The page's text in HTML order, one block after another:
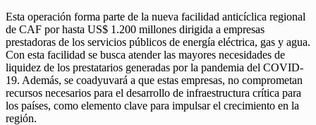
Esta operación forma parte de la nueva facilidad anticíclica regional
de CAF por hasta US$ 1.200 millones dirigida a empresas
prestadoras de los servicios públicos de energía eléctrica, gas y agua.
Con esta facilidad se busca atender las mayores necesidades de
liquidez de los prestatarios generadas por la pandemia del COVID-
19. Además, se coadyuvará a que estas empresas, no comprometan
recursos necesarios para el desarrollo de infraestructura crítica para
los países, como elemento clave para impulsar el crecimiento en la
región.